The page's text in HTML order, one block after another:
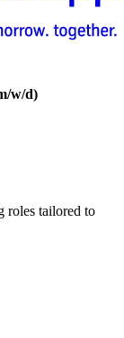
w/d)
roles tailored to